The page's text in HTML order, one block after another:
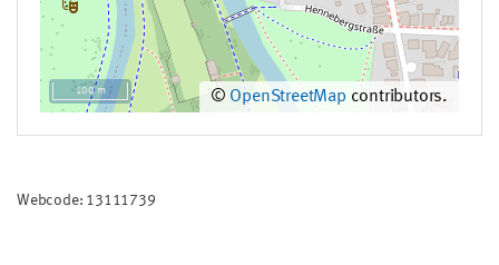
© OpenStreetMap contributors.
100 m
Webcode: 13111739